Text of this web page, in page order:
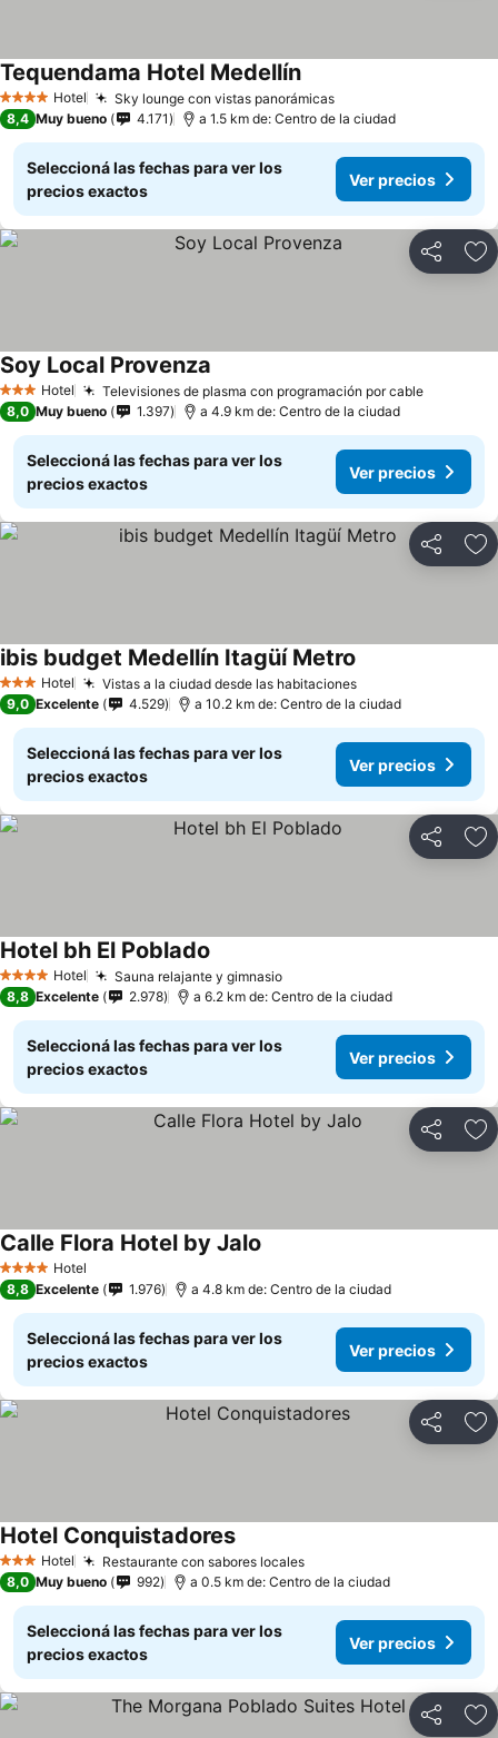
4 EstrellasHotel Sky lounge con vistas panorámicas
Tequendama Hotel Medellín
8,4 Muy bueno 4.171 a 1.5 km de: Centro de la ciudad
Seleccioná las fechas para ver los
precios exactos
Ver precios
Compartir
3 Estrellas
Hotel Televisiones de plasma con programación por cable
Soy Local Provenza
8,0 Muy bueno 1.397 a 4.9 km de: Centro de la ciudad
Seleccioná las fechas para ver los
precios exactos
Ver precios
Compartir
3 Estrellas
Hotel Vistas a la ciudad desde las habitaciones
ibis budget Medellín Itagüí Metro
9,0 Excelente 4.529 a 10.2 km de: Centro de la ciudad
Seleccioná las fechas para ver los
precios exactos
Ver precios
Compartir
4 EstrellasHotel Sauna relajante y gimnasio
Hotel bh El Poblado
8,8 Excelente 2.978 a 6.2 km de: Centro de la ciudad
Seleccioná las fechas para ver los
precios exactos
Ver precios
Compartir
4 EstrellasHotel
Calle Flora Hotel by Jalo
8,8 Excelente 1.976 a 4.8 km de: Centro de la ciudad
Seleccioná las fechas para ver los
precios exactos
Ver precios
Compartir
3 Estrellas
Hotel Restaurante con sabores locales
Hotel Conquistadores
8,0 Muy bueno 992 a 0.5 km de: Centro de la ciudad
Seleccioná las fechas para ver los
precios exactos
Ver precios
Compartir